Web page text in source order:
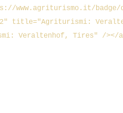
www.agriturismo.it/badge/
title="Agriturismi:
Veraltenhof, Tires" /></